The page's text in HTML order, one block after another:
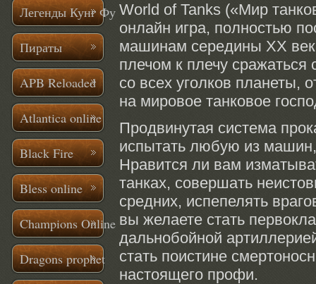
Легенды Кунг Фу
Пираты
APB Reloaded
Atlantica online
Black Fire
Bless online
Champions Online
Dragons prophet
World of Tanks («Мир
онлайн игра, полностью
машинам середины XX
плечом к плечу сражаться
со всех уголков планеты,
на мировое танковое
Продвинутая система
испытать любую из машин,
Нравится ли вам
танках, совершать
средних, испепелять
вы желаете стать
дальнобойной
стать поистине
настоящего профи.